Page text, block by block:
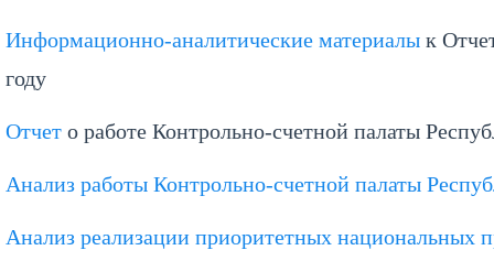
Информационно-аналитические материалы к
году
Отчет о работе Контрольно-счетной палаты
Анализ работы Контрольно-счетной палаты
Анализ реализации приоритетных национальных